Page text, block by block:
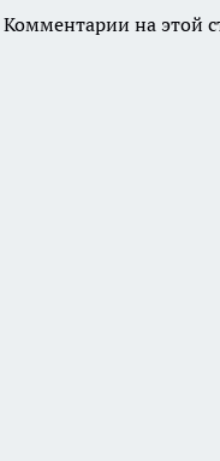
Комментарии на этой